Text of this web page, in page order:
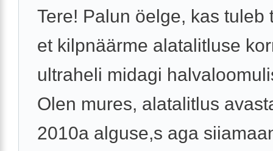
Tere! Palun öelge, kas tuleb
et kilpnäärme alatalitluse
ultraheli midagi
Olen mures, alatalitlus
2010a alguse,s aga